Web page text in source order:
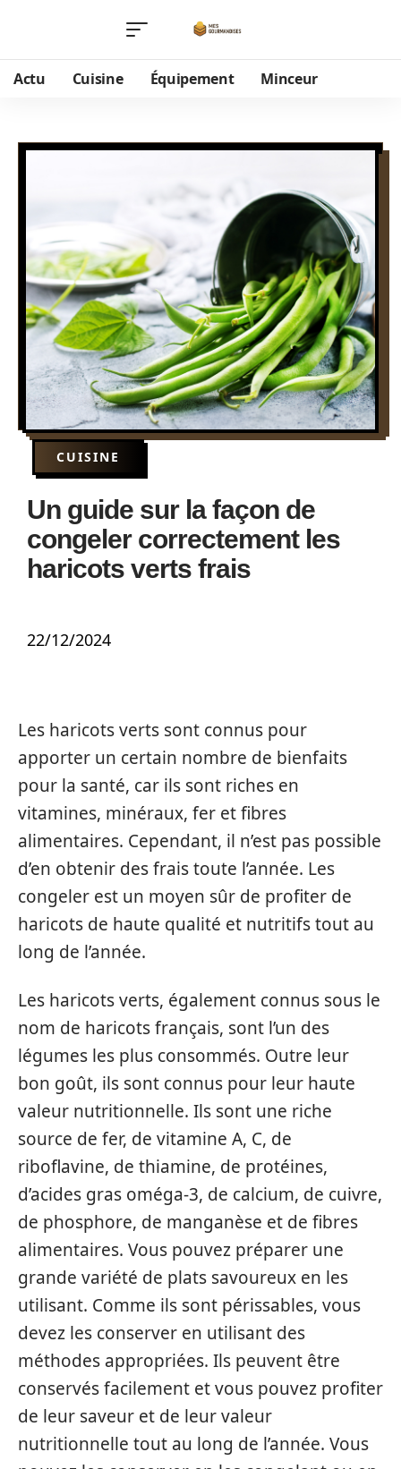
Actu Cuisine Équipement Minceur
CUISINE
Un guide sur la façon de
congeler correctement les
haricots verts frais
22/12/2024
Les haricots verts sont connus pour
apporter un certain nombre de bienfaits
pour la santé, car ils sont riches en
vitamines, minéraux, fer et fibres
alimentaires. Cependant, il n’est pas possible
d’en obtenir des frais toute l’année. Les
congeler est un moyen sûr de profiter de
haricots de haute qualité et nutritifs tout au
long de l’année.
Les haricots verts, également connus sous le
nom de haricots français, sont l’un des
légumes les plus consommés. Outre leur
bon goût, ils sont connus pour leur haute
valeur nutritionnelle. Ils sont une riche
source de fer, de vitamine A, C, de
riboflavine, de thiamine, de protéines,
d’acides gras oméga-3, de calcium, de cuivre,
de phosphore, de manganèse et de fibres
alimentaires. Vous pouvez préparer une
grande variété de plats savoureux en les
utilisant. Comme ils sont périssables, vous
devez les conserver en utilisant des
méthodes appropriées. Ils peuvent être
conservés facilement et vous pouvez profiter
de leur saveur et de leur valeur
nutritionnelle tout au long de l’année. Vous